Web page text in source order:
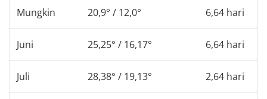
Mungkin 20,9° / 12,0° 6,64 hari
Juni 25,25° / 16,17° 6,64 hari
Juli 28,38° / 19,13° 2,64 hari